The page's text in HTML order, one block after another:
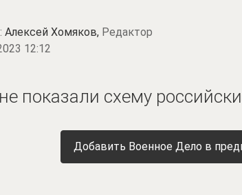
Алексей Хомяков, Редактор
12:12
показали схему
Добавить Военное Дело в